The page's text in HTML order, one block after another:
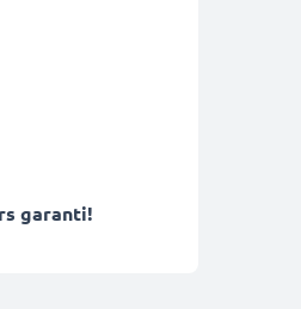
garanti!